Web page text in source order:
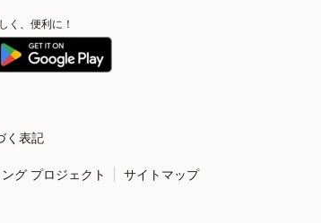
く、便利に！
く表記
グ プロジェクト サイトマップ